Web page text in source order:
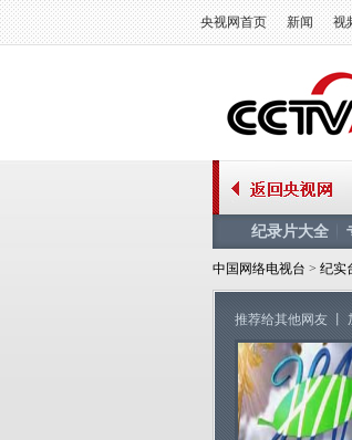
央视网首页 新闻 视
纪录片大全
中国网络电视台 > 纪实
推荐给其他网友